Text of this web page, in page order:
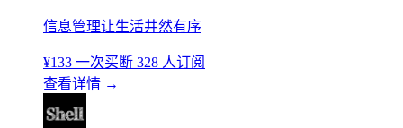
信息管理让生活井然有序
¥133 一次买断 328 人订阅
查看详情 →